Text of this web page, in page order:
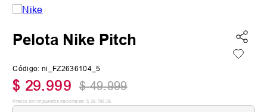
5. medias
Pelota Nike Pitch
Código: ni_FZ2636104_5
$ 29.999 $ 49.999
Precio sin impuestos nacionales: $ 24 792 56